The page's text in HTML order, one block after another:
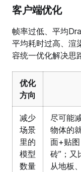
客户端优化
帧率过低、平均
平均耗时过高、渲
容统一优化解决思
优化
方向
减少
场景
里的
模型
数量
尽可能
物体的
面+贴
砖”；又
从地板